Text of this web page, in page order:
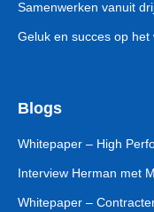
Samenwerken vanuit
Geluk en succes op het
Blogs
Whitepaper – High
Interview Herman met
Whitepaper –